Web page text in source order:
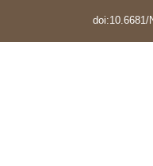
doi:10.6681/